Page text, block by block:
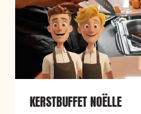
KERSTBUFFET NOËLLE